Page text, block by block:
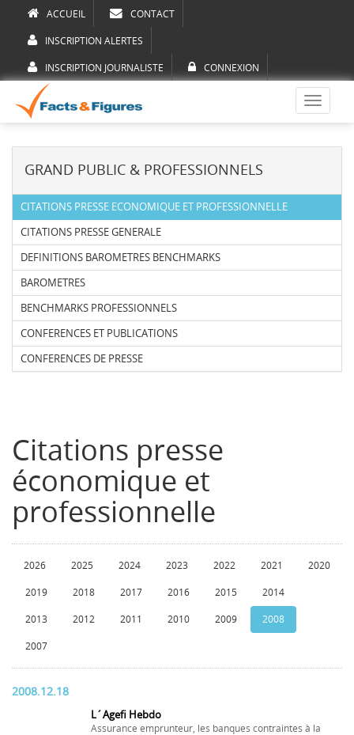
ACCUEIL CONTACT
INSCRIPTION ALERTES
INSCRIPTION JOURNALISTE CONNEXION
Toggle
GRAND PUBLIC & PROFESSIONNELS
CITATIONS PRESSE ECONOMIQUE ET PROFESSIONNELLE
CITATIONS PRESSE GENERALE
DEFINITIONS BAROMETRES BENCHMARKS
BAROMETRES
BENCHMARKS PROFESSIONNELS
CONFERENCES ET PUBLICATIONS
CONFERENCES DE PRESSE
Citations presse
économique et
professionnelle
2026 2025 2024 2023 2022 2021 2020
2019 2018 2017 2016 2015 2014
2013 2012 2011 2010 2009 2008
2007
2008.12.18
L´Agefi Hebdo
Assurance emprunteur, les banques contraintes à la